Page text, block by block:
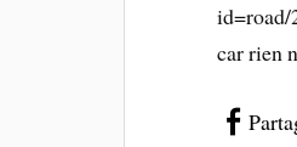
id=road/
car rien